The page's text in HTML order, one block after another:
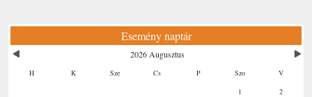
Esemény naptár
2026 Augusztus
H K Sze Cs P Szo
V
1
2